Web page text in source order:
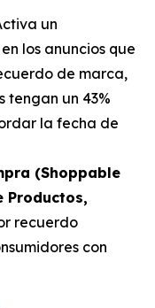
un
los anuncios que
de marca,
tengan un 43%
la fecha de
(Shoppable
Productos,
recuerdo
con